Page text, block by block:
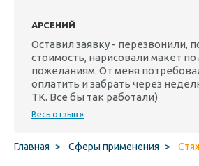
АРСЕНИЙ
Оставил заявку - перезвонили,
стоимость, нарисовали макет
пожеланиям. От меня
оплатить и забрать через
ТК. Все бы так работали)
Весь отзыв »
Главная > Сферы применения >